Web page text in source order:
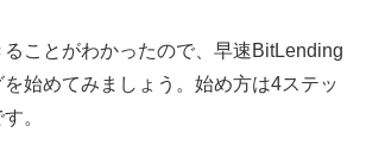
ことがわかったので、早速BitLending
始めてみましょう。始め方は4ステッ
。